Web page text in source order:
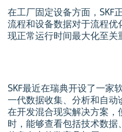
在工厂固定设备方面，SKF
流程和设备数据对于流程
现正常运行时间最大化至关
SKF最近在瑞典开设了一家
一代数据收集、分析和自动
在开发混合现实解决方案
时，能够查看包括技术数